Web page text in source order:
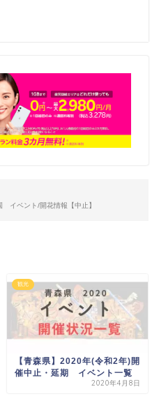
イベント/開花情報【中止】
観光
【青森県】2020年(令和2年)開
催中止・延期 イベント一覧
2020年4月8日